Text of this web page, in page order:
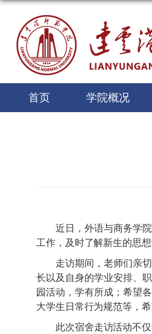
首页 学院概况
近日，外语与商务学
工作，及时了解新生的思
走访期间，老师们亲
长以及自身的学业安排、
园活动，学有所成；希望
大学生日常行为规范等，
此次宿舍走访活动不